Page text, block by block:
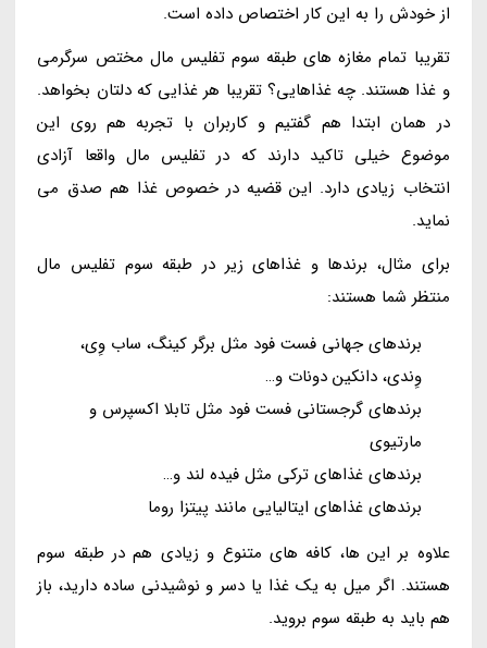
از خودش را به این کار اختصاص داده است.
تقریبا تمام مغازه های طبقه سوم تفلیس مال مختص سرگرمی
و غذا هستند. چه غذاهایی؟ تقریبا هر غذایی که دلتان بخواهد.
در همان ابتدا هم گفتیم و کاربران با تجربه هم روی این
موضوع خیلی تاکید دارند که در تفلیس مال واقعا آزادی
انتخاب زیادی دارد. این قضیه در خصوص غذا هم صدق می
نماید.
برای مثال، برندها و غذاهای زیر در طبقه سوم تفلیس مال
منتظر شما هستند:
برندهای جهانی فست فود مثل برگر کینگ، ساب وِی،
وِندی، دانکین دونات و…
برندهای گرجستانی فست فود مثل تابلا اکسپرس و
مارتیوی
برندهای غذاهای ترکی مثل فیده لند و…
برندهای غذاهای ایتالیایی مانند پیتزا روما
علاوه بر این ها، کافه های متنوع و زیادی هم در طبقه سوم
هستند. اگر میل به یک غذا یا دسر و نوشیدنی ساده دارید، باز
هم باید به طبقه سوم بروید.